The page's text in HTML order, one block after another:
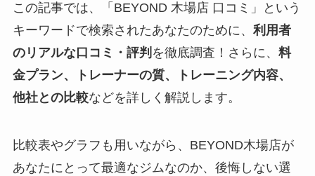
この記事では、「BEYOND 木場店 口コミ」という
キーワードで検索されたあなたのために、 利用者
のリアルな口コミ・評判 を徹底調査！さらに、 料
金プラン、トレーナーの質、トレーニング内容、
他社との比較などを詳しく解説します。
比較表やグラフも用いながら、BEYOND木場店が
あなたにとって最適なジムなのか、後悔しない選